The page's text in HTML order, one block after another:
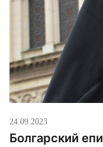
24.09.2023
Болгарский